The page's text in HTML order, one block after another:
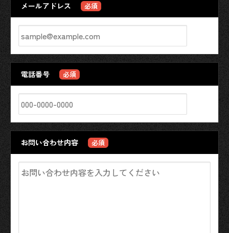
メールアドレス 必須
電話番号 必須
お問い合わせ内容 必須